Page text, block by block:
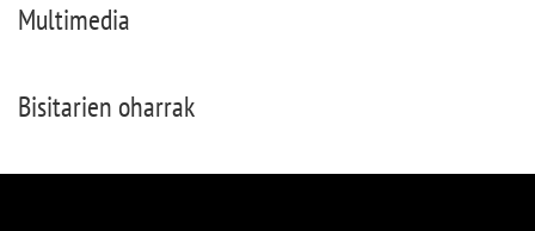
Multimedia
Bisitarien oharrak